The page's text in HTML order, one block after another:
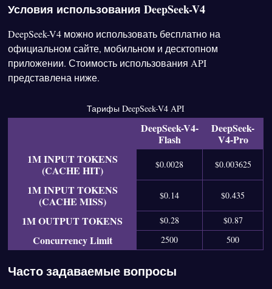
Условия использования DeepSeek-V4
DeepSeek-V4 можно использовать бесплатно на
официальном сайте, мобильном и десктопном
приложении. Стоимость использования API
представлена ниже.
Тарифы DeepSeek-V4 API
DeepSeek-V4-
Flash
DeepSeek-
V4-Pro
1M INPUT TOKENS
(CACHE HIT)
$0.0028 $0.003625
1M INPUT TOKENS
(CACHE MISS)
$0.14 $0.435
1M OUTPUT TOKENS $0.28 $0.87
Concurrency Limit 2500 500
Часто задаваемые вопросы